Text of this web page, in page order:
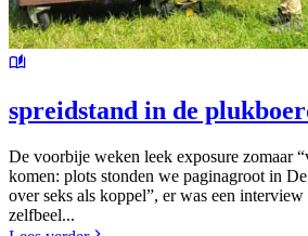
spreidstand in de
De voorbije weken leek exposure zomaar
komen: plots stonden we paginagroot in
over seks als koppel”, er was een
zelfbeel...